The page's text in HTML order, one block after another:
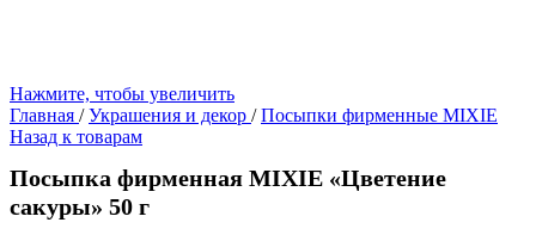
Нажмите, чтобы увеличить
Главная / Украшения и декор / Посыпки фирменные MIXIE
Назад к товарам
Посыпка фирменная MIXIE «Цветение
сакуры» 50 г